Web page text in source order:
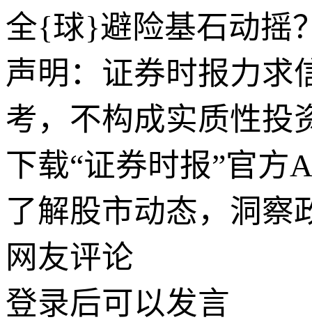
全{球}避险基石动摇
声明：证券时报力求
考，不构成实质性投
下载“证券时报”官方
了解股市动态，洞察
网友评论
登录后可以发言